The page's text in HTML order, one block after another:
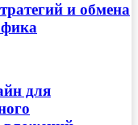
и обмена
для